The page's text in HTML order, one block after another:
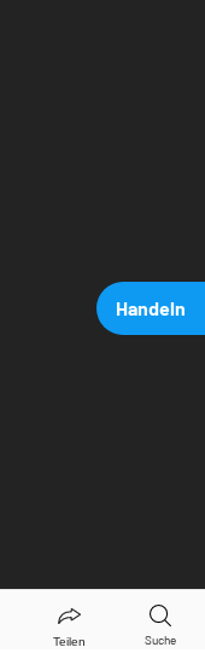
Handeln
Alle Rechte